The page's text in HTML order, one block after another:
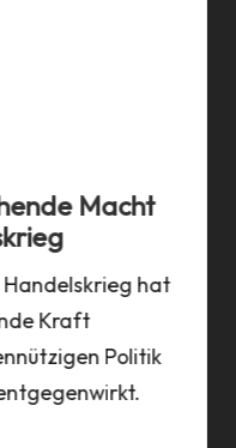
Macht
hat
Kraft
Politik